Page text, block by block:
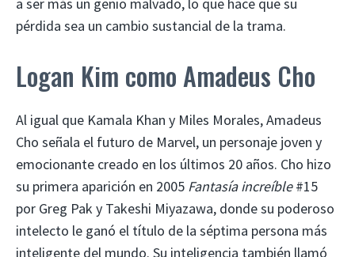
pérdida sea un cambio sustancial de la trama.
Logan Kim como Amadeus Cho
Al igual que Kamala Khan y Miles Morales, Amadeus
Cho señala el futuro de Marvel, un personaje joven y
emocionante creado en los últimos 20 años. Cho hizo
su primera aparición en 2005 Fantasía increíble#15
por Greg Pak y Takeshi Miyazawa, donde su poderoso
intelecto le ganó el título de la séptima persona más
inteligente del mundo. Su inteligencia también llamó